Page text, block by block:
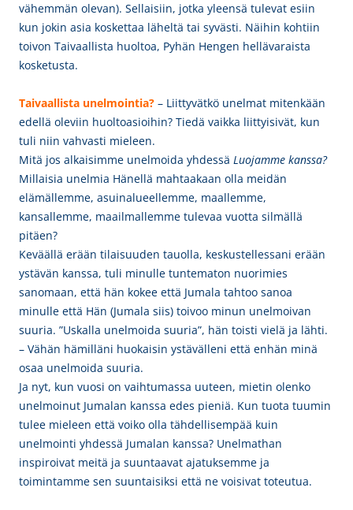
vähemmän olevan). Sellaisiin, jotka yleensä tulevat esiin
kun jokin asia koskettaa läheltä tai syvästi. Näihin kohtiin
toivon Taivaallista huoltoa, Pyhän Hengen hellävaraista
kosketusta.
Taivaallista unelmointia? – Liittyvätkö unelmat mitenkään
edellä oleviin huoltoasioihin? Tiedä vaikka liittyisivät, kun
tuli niin vahvasti mieleen.
Mitä jos alkaisimme unelmoida yhdessä Luojamme kanssa?
Millaisia unelmia Hänellä mahtaakaan olla meidän
elämällemme, asuinalueellemme, maallemme,
kansallemme, maailmallemme tulevaa vuotta silmällä
pitäen?
Keväällä erään tilaisuuden tauolla, keskustellessani erään
ystävän kanssa, tuli minulle tuntematon nuorimies
sanomaan, että hän kokee että Jumala tahtoo sanoa
minulle että Hän (Jumala siis) toivoo minun unelmoivan
suuria. ”Uskalla unelmoida suuria”, hän toisti vielä ja lähti.
– Vähän hämilläni huokaisin ystävälleni että enhän minä
osaa unelmoida suuria.
Ja nyt, kun vuosi on vaihtumassa uuteen, mietin olenko
unelmoinut Jumalan kanssa edes pieniä. Kun tuota tuumin
tulee mieleen että voiko olla tähdellisempää kuin
unelmointi yhdessä Jumalan kanssa? Unelmathan
inspiroivat meitä ja suuntaavat ajatuksemme ja
toimintamme sen suuntaisiksi että ne voisivat toteutua.